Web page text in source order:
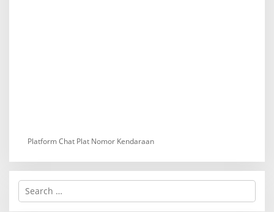
Platform Chat Plat Nomor Kendaraan
S